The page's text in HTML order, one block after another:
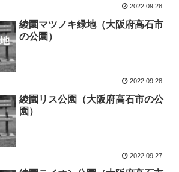
2022.09.28
綾園マツノキ緑地（大阪府高石市
の公園）
2022.09.28
綾園リス公園（大阪府高石市の公
園）
2022.09.27